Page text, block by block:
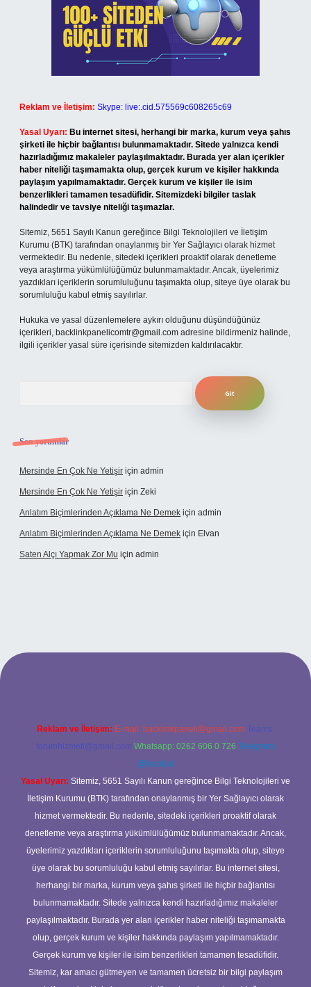
Reklam ve İletişim: Skype: live:.cid.575569c608265c69
Yasal Uyarı: Bu internet sitesi, herhangi bir marka, kurum veya şahıs
şirketi ile hiçbir bağlantısı bulunmamaktadır. Sitede yalnızca kendi
hazırladığımız makaleler paylaşılmaktadır. Burada yer alan içerikler
haber niteliği taşımamakta olup, gerçek kurum ve kişiler hakkında
paylaşım yapılmamaktadır. Gerçek kurum ve kişiler ile isim
benzerlikleri tamamen tesadüfidir. Sitemizdeki bilgiler taslak
halindedir ve tavsiye niteliği taşımazlar.
Sitemiz, 5651 Sayılı Kanun gereğince Bilgi Teknolojileri ve İletişim
Kurumu (BTK) tarafından onaylanmış bir Yer Sağlayıcı olarak hizmet
vermektedir. Bu nedenle, sitedeki içerikleri proaktif olarak denetleme
veya araştırma yükümlülüğümüz bulunmamaktadır. Ancak, üyelerimiz
yazdıkları içeriklerin sorumluluğunu taşımakta olup, siteye üye olarak bu
sorumluluğu kabul etmiş sayılırlar.
Hukuka ve yasal düzenlemelere aykırı olduğunu düşündüğünüz
içerikleri, backlinkpanelicomtr@gmail.com adresine bildirmeniz halinde,
ilgili içerikler yasal süre içerisinde sitemizden kaldırılacaktır.
Son yorumlar
Mersinde En Çok Ne Yetişir için admin
Mersinde En Çok Ne Yetişir için Zeki
Anlatım Biçimlerinden Açıklama Ne Demek için admin
Anlatım Biçimlerinden Açıklama Ne Demek için Elvan
Saten Alçı Yapmak Zor Mu için admin
www.hiltonbetx.org/
Reklam ve İletişim: E-mail: backlinkpaneli@gmail.com Teams:
forumhizmeti@gmail.com Whatsapp: 0262 606 0 726 Telegram:
@karabul
Yasal Uyarı: Sitemiz, 5651 Sayılı Kanun gereğince Bilgi Teknolojileri ve
İletişim Kurumu (BTK) tarafından onaylanmış bir Yer Sağlayıcı olarak
hizmet vermektedir. Bu nedenle, sitedeki içerikleri proaktif olarak
denetleme veya araştırma yükümlülüğümüz bulunmamaktadır. Ancak,
üyelerimiz yazdıkları içeriklerin sorumluluğunu taşımakta olup, siteye
üye olarak bu sorumluluğu kabul etmiş sayılırlar. Bu internet sitesi,
herhangi bir marka, kurum veya şahıs şirketi ile hiçbir bağlantısı
bulunmamaktadır. Sitede yalnızca kendi hazırladığımız makaleler
paylaşılmaktadır. Burada yer alan içerikler haber niteliği taşımamakta
olup, gerçek kurum ve kişiler hakkında paylaşım yapılmamaktadır.
Gerçek kurum ve kişiler ile isim benzerlikleri tamamen tesadüfidir.
Sitemiz, kar amacı gütmeyen ve tamamen ücretsiz bir bilgi paylaşım